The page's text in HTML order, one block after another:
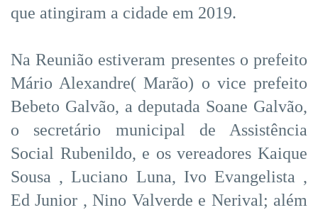
que atingiram a cidade em 2019.
Na Reunião estiveram presentes o prefeito
Mário Alexandre( Marão) o vice prefeito
Bebeto Galvão, a deputada Soane Galvão,
o secretário municipal de Assistência
Social Rubenildo, e os vereadores Kaique
Sousa , Luciano Luna, Ivo Evangelista ,
Ed Junior , Nino Valverde e Nerival; além